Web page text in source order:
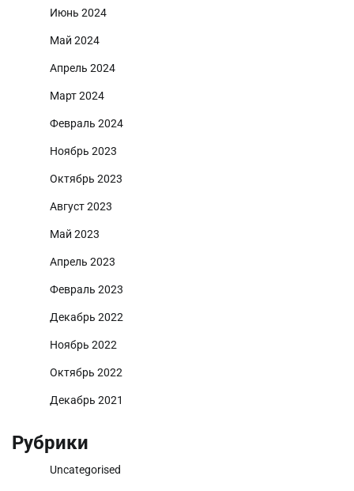
Июнь 2024
Май 2024
Апрель 2024
Март 2024
Февраль 2024
Ноябрь 2023
Октябрь 2023
Август 2023
Май 2023
Апрель 2023
Февраль 2023
Декабрь 2022
Ноябрь 2022
Октябрь 2022
Декабрь 2021
Рубрики
Uncategorised